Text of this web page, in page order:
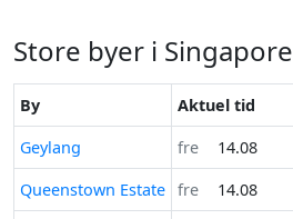
Store byer i Singapore
By
Aktuel tid
Geylang
fre
14.08
Queenstown Estate fre
14.08